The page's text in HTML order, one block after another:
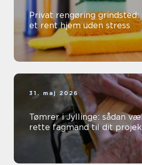
Privat rengøring grindsted:
et rent hjem uden stress
31. maj 2026
Tømrer i Jyllinge: sådan
rette fagmand til dit